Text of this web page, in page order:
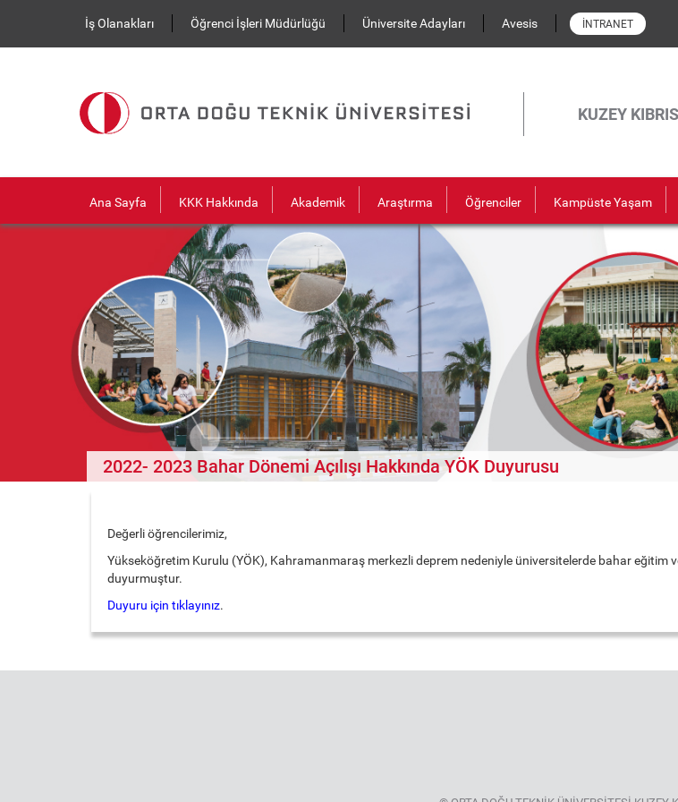
İş Olanakları
Öğrenci İşleri Müdürlüğü Üniversite Adayları Avesis İNTRANET
KUZEY
Ana Sayfa KKK Hakkında Akademik Araştırma Öğrenciler Kampüste Yaşam
2022- 2023 Bahar Dönemi Açılışı Hakkında YÖK Duyurusu
Değerli öğrencilerimiz,
Yükseköğretim Kurulu (YÖK), Kahramanmaraş merkezli deprem nedeniyle üniversitelerde bahar eğitim
duyurmuştur.
Duyuru için tıklayınız.